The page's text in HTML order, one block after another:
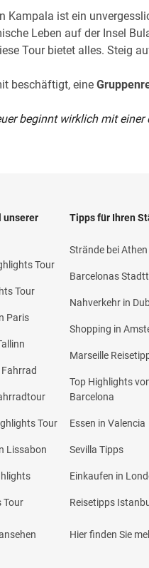
Kampala ist ein
Leben auf der Insel
Tour bietet alles. Steig
beschäftigt, eine
beginnt wirklich mit
unserer
Tour
Tour
Paris
Tour
Lissabon
Tour
Tipps für Ihren
Strände bei Athen
Barcelonas
Nahverkehr in
Shopping in
Marseille
Top Highlights
Barcelona
Essen in Valencia
Sevilla Tipps
Einkaufen in
Reisetipps
Hier finden Sie